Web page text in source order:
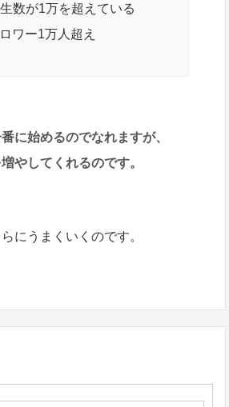
数が1万を超えている
ワー1万人超え
に始めるのでなれますが、
やしてくれるのです。
にうまくいくのです。